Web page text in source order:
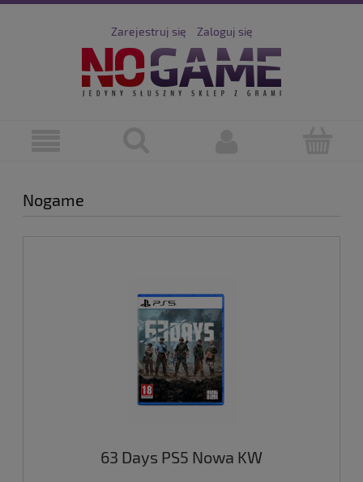
Zarejestruj się Zaloguj się
Nogame
63 Days PS5 Nowa KW